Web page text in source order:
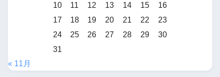
10
11 12 13 14 15
16
17
18 19 20 21 22
23
24
25 26 27 28 29
30
31
« 11月